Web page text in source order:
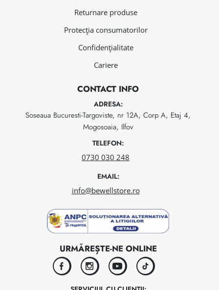
Returnare produse
Protecția consumatorilor
Confidențialitate
Cariere
CONTACT INFO
ADRESA:
Soseaua Bucuresti-Targoviste, nr 12A, Corp A, Etaj 4,
Mogosoaia, Ilfov
TELEFON:
0730 030 248
EMAIL:
info@bewellstore.ro
URMĂREȘTE-NE ONLINE
facebookinstagramyoutubetiktok